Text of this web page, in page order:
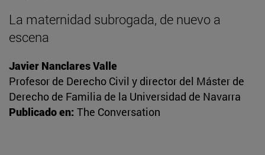
La maternidad subrogada, de nuevo a
escena
Javier Nanclares Valle
Profesor de Derecho Civil y director del Máster de
Derecho de Familia de la Universidad de Navarra
Publicado en: The Conversation